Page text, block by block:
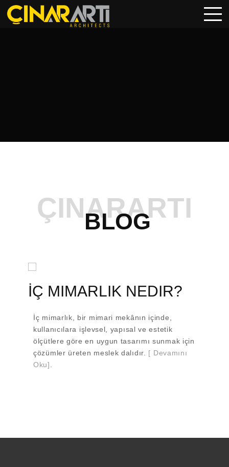
BLOG
ÇINARARTI
İÇ MIMARLIK NEDIR?
İç mimarlık, bir mimari mekânın içinde,
kullanıcılara işlevsel, yapısal ve estetik
ölçütlere göre en uygun tasarımı sunmak için
çözümler üreten meslek dalıdır. [ Devamını
Oku]